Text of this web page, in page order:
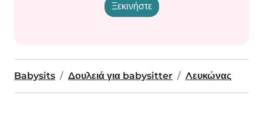
Ξεκινήστε
Babysits Δουλειά για babysitter Λευκώνας